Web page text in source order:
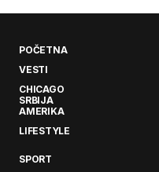
POČETNA
VESTI
CHICAGO
SRBIJA
AMERIKA
LIFESTYLE
SPORT